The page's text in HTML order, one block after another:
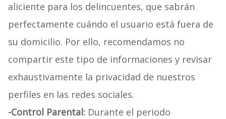
aliciente para los delincuentes, que sabrán
perfectamente cuándo el usuario está fuera de
su domicilio. Por ello, recomendamos no
compartir este tipo de informaciones y revisar
exhaustivamente la privacidad de nuestros
perfiles en las redes sociales.
-Control Parental:Durante el periodo